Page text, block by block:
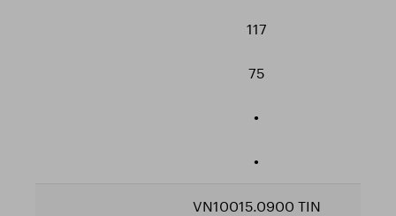
117
75
•
•
VN10015.0900 TIN